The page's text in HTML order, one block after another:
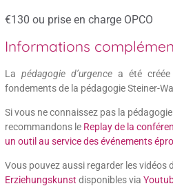
€130 ou prise en charge OPCO
Informations
La pédagogie d’urgencea été créée
fondements de la pédagogie Steiner-
Si vous ne connaissez pas la
recommandons le Replay de la
un outil au service des événements
Vous pouvez aussi regarder les vidéos
Erziehungskunst disponibles via